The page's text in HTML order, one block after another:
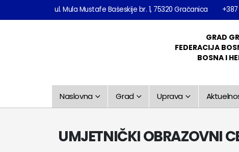
ul. Mula Mustafe Bašeskije br. 1, 75320 Gračanica
GRAD
FEDERACIJA
BOSNA I
Naslovna Grad Uprava
UMJETNIČKI OBRAZOVNI